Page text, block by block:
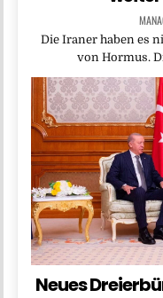
Die Iraner haben es
von Hormus.
Neues